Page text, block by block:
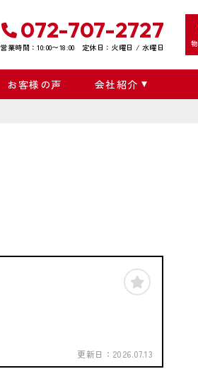
072-707-2727
営業時間：10:00〜18:00 定休日：火曜日 / 水曜日
お客様の声 会社紹介
更新日： 2026.07.13